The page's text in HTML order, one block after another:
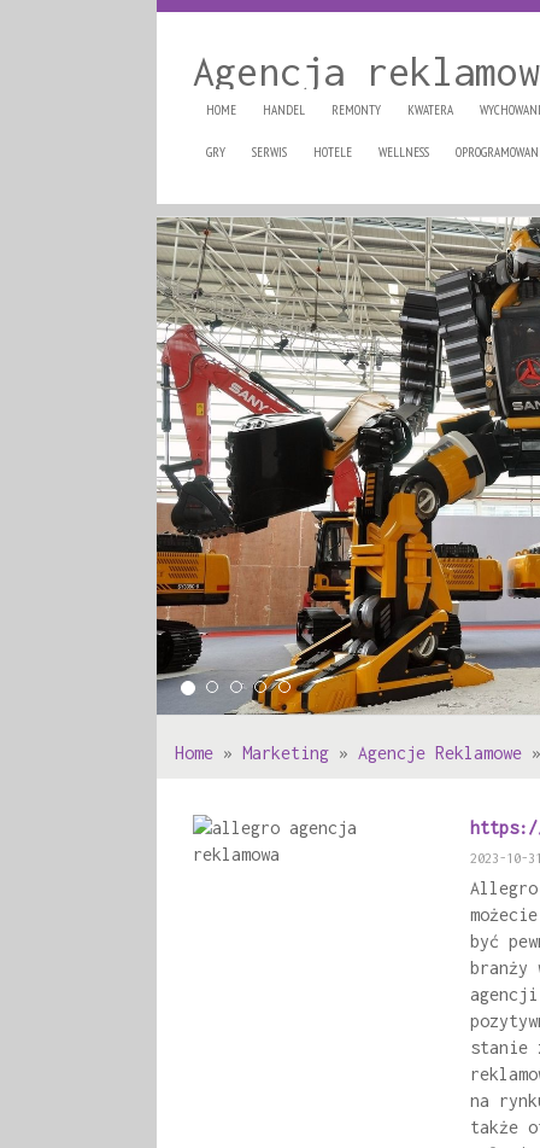
Agencja
HOME HANDEL REMONTY KWATERA
GRY SERWIS HOTELE WELLNESS
Home » Marketing » Agencje Reklamowe
2023-10-
być
stanie
na
także